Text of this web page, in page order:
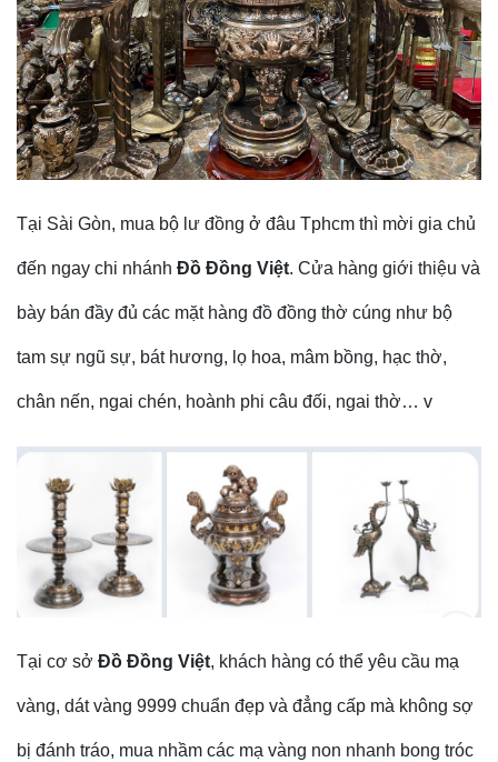
Tại Sài Gòn, mua bộ lư đồng ở đâu Tphcm thì mời gia chủ
đến ngay chi nhánh Đồ Đồng Việt. Cửa hàng giới thiệu và
bày bán đầy đủ các mặt hàng đồ đồng thờ cúng như bộ
tam sự ngũ sự, bát hương, lọ hoa, mâm bồng, hạc thờ,
chân nến, ngai chén, hoành phi câu đối, ngai thờ… v
Tại cơ sở Đồ Đồng Việt, khách hàng có thể yêu cầu mạ
vàng, dát vàng 9999 chuẩn đẹp và đẳng cấp mà không sợ
bị đánh tráo, mua nhầm các mạ vàng non nhanh bong tróc